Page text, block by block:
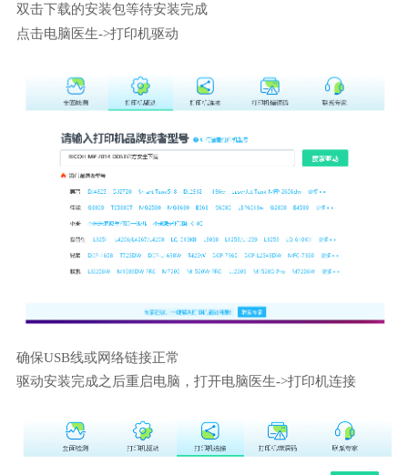
双击下载的安装包等待安装完成
点击电脑医生->打印机驱动
确保USB线或网络链接正常
驱动安装完成之后重启电脑，打开电脑医生->打印机连接